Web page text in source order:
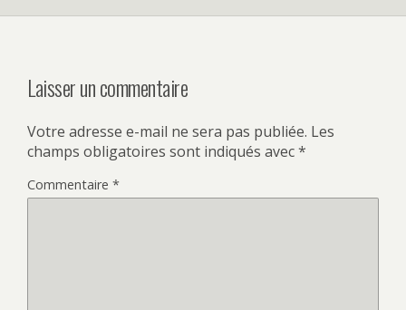
Laisser un commentaire
Votre adresse e-mail ne sera pas publiée. Les
champs obligatoires sont indiqués avec*
Commentaire *